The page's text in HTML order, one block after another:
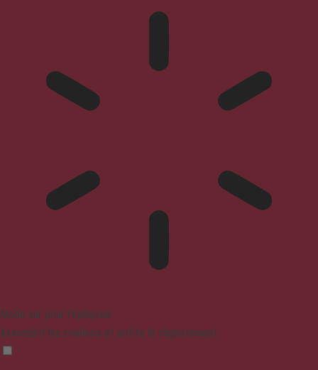
Mode sûr pour l'épilepsie
Assombrit les couleurs et arrête le clignotement